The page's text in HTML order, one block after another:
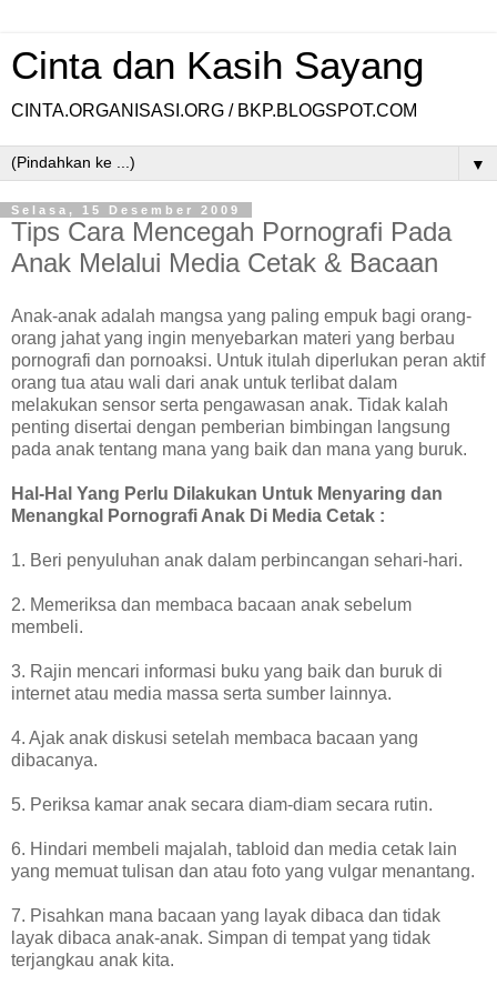
Cinta dan Kasih Sayang
CINTA.ORGANISASI.ORG / BKP.BLOGSPOT.COM
▼
Selasa, 15 Desember 2009
Tips Cara Mencegah Pornografi Pada
Anak Melalui Media Cetak & Bacaan
Anak-anak adalah mangsa yang paling empuk bagi orang-
orang jahat yang ingin menyebarkan materi yang berbau
pornografi dan pornoaksi. Untuk itulah diperlukan peran aktif
orang tua atau wali dari anak untuk terlibat dalam
melakukan sensor serta pengawasan anak. Tidak kalah
penting disertai dengan pemberian bimbingan langsung
pada anak tentang mana yang baik dan mana yang buruk.
Hal-Hal Yang Perlu Dilakukan Untuk Menyaring dan
Menangkal Pornografi Anak Di Media Cetak :
1. Beri penyuluhan anak dalam perbincangan sehari-hari.
2. Memeriksa dan membaca bacaan anak sebelum
membeli.
3. Rajin mencari informasi buku yang baik dan buruk di
internet atau media massa serta sumber lainnya.
4. Ajak anak diskusi setelah membaca bacaan yang
dibacanya.
5. Periksa kamar anak secara diam-diam secara rutin.
6. Hindari membeli majalah, tabloid dan media cetak lain
yang memuat tulisan dan atau foto yang vulgar menantang.
7. Pisahkan mana bacaan yang layak dibaca dan tidak
layak dibaca anak-anak. Simpan di tempat yang tidak
terjangkau anak kita.